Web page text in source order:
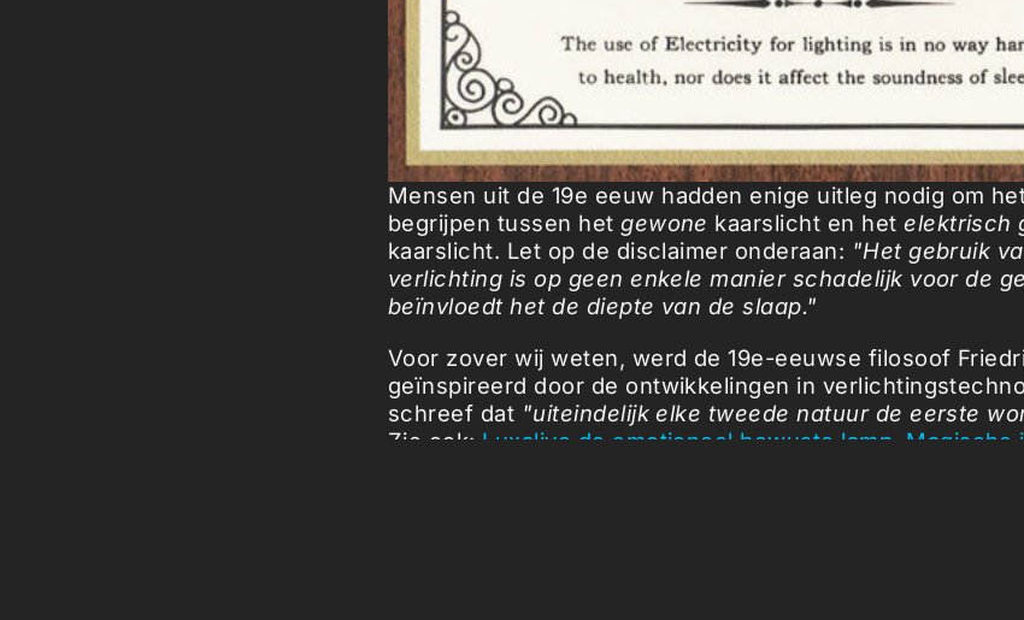
Mensen uit de 19e eeuw hadden enige uitleg nodig om
begrijpen tussen het gewone kaarslicht en hetelektrisch
kaarslicht. Let op de disclaimer onderaan: "Het gebruik
verlichting is op geen enkele manier schadelijk voor de
beïnvloedt het de diepte van de slaap."
Voor zover wij weten, werd de 19e-eeuwse filosoof
geïnspireerd door de ontwikkelingen in
schreef dat "uiteindelijk elke tweede natuur de eerste
Zie ook: Luxalive de emotioneel bewuste lamp Magische